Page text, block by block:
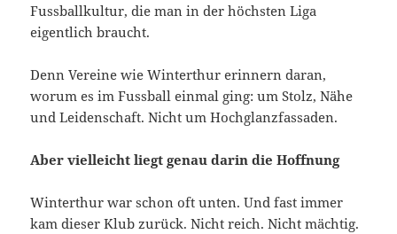
Fussballkultur, die man in der höchsten Liga
eigentlich braucht.
Denn Vereine wie Winterthur erinnern daran,
worum es im Fussball einmal ging: um Stolz, Nähe
und Leidenschaft. Nicht um Hochglanzfassaden.
Aber vielleicht liegt genau darin die Hoffnung
Winterthur war schon oft unten. Und fast immer
kam dieser Klub zurück. Nicht reich. Nicht mächtig.